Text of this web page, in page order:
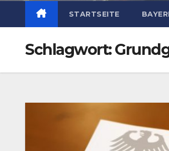
STARTSEITE
Schlagwort: